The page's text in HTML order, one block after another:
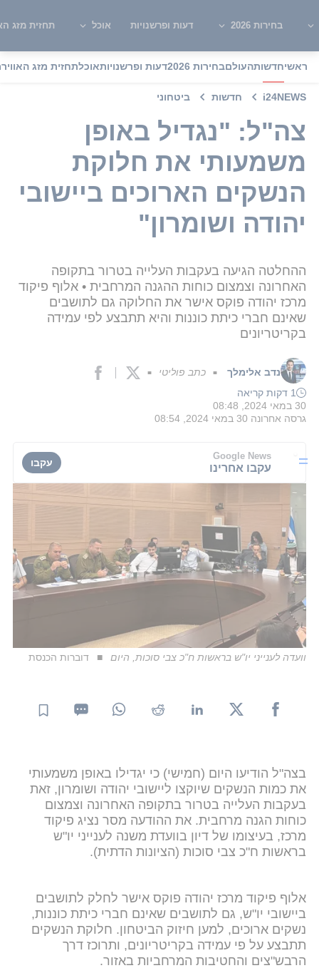
בחירות 2026 דעות ופרשנויות אוכל תחזית מזג
ראשיחדשותהעולםבחירות 2026 דעות ופרשנויותאוכלתחזית מזג האוויר
i24NEWS חדשות ביטחוני
צה"ל: "נגדיל באופן
משמעותי את חלוקת
הנשקים הארוכים ביישובי
יהודה ושומרון"
ההחלטה הגיעה בעקבות העלייה בטרור בתקופה
האחרונה וצמצום כוחות ההגנה המרחבית • אלוף פיקוד
מרכז יהודה פוקס אישר את החלוקה גם לתושבים
שאינם חברי כיתת כוננות והיא תתבצע לפי עמידה
בקריטריונים
נדב אלימלך ■ כתב פוליטי ■
1 דקות קריאה
30 במאי 2024, 08:48
גרסה אחרונה 30 במאי 2024, 08:54
Google News
עקבו אחרינו עקבו
וועדה לענייני יו"ש בראשות ח"כ צבי סוכות, היום דוברות הכנסת
בצה"ל הודיעו היום (חמישי) כי יגדילו באופן משמעותי
את כמות הנשקים שיוקצו ליישובי יהודה ושומרון, זאת
בעקבות העלייה בטרור בתקופה האחרונה וצמצום
כוחות הגנה מרחבית. את ההודעה מסר נציג פיקוד
מרכז, בעיצומו של דיון בוועדת משנה לענייני יו"ש
בראשות ח"כ צבי סוכות (הציונות הדתית).
אלוף פיקוד מרכז יהודה פוקס אישר לחלק לתושבים
ביישובי יו"ש, גם לתושבים שאינם חברי כיתת כוננות,
נשקים ארוכים, למען חיזוק הביטחון. חלוקת הנשקים
תתבצע על פי עמידה בקריטריונים, ותרוכז דרך
הרבש"צים והחטיבות המרחביות באזור.